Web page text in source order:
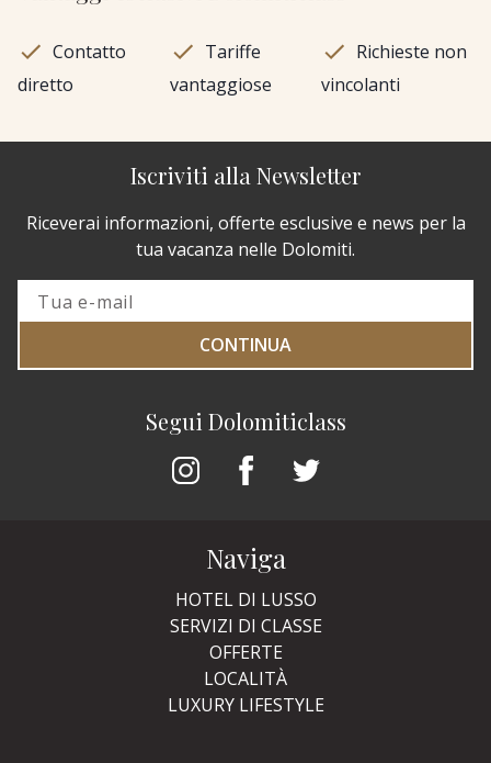
Contatto
diretto
Tariffe
vantaggiose
Richieste non
vincolanti
Segui Dolomiticlass
Iscriviti alla Newsletter
Riceverai informazioni, offerte esclusive e news per la
tua vacanza nelle Dolomiti.
CONTINUA
Naviga
HOTEL DI LUSSO
SERVIZI DI CLASSE
OFFERTE
LOCALITÀ
LUXURY LIFESTYLE